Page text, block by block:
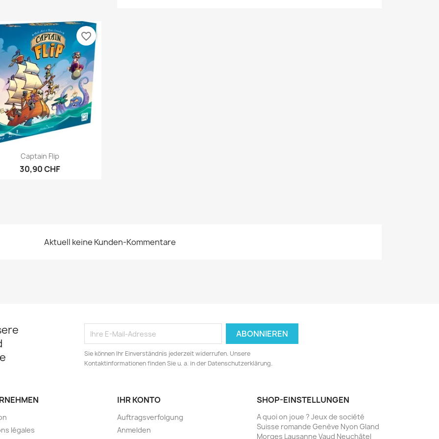
Vorschau
Captain Flip
30,90 CHF
favorite_border
Aktuell keine Kunden-Kommentare
Sie können Ihr Einverständnis jederzeit widerrufen. Unsere
Kontaktinformationen finden Sie u. a. in der Datenschutzerklärung.
légales
IHR KONTO
Auftragsverfolgung
Anmelden
SHOP-EINSTELLUNGEN
A quoi on joue ? Jeux de société
Suisse romande Genève Nyon Gland
Morges Lausanne Vaud Neuchâtel